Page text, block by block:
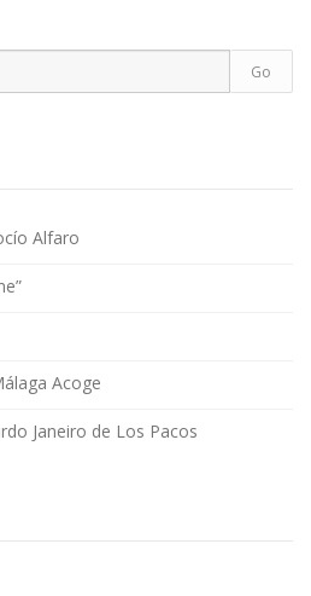
Alfaro
Acoge
Janeiro de Los Pacos